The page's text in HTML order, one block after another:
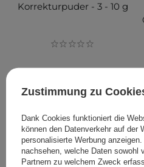
Korrekturpuder - 3 - 10 g
Zustimmung zu
Dank Cookies funktioniert die
können den Datenverkehr auf der
personalisierte Werbung
nachsehen, welche Daten sowohl
Partnern zu welchem Zweck